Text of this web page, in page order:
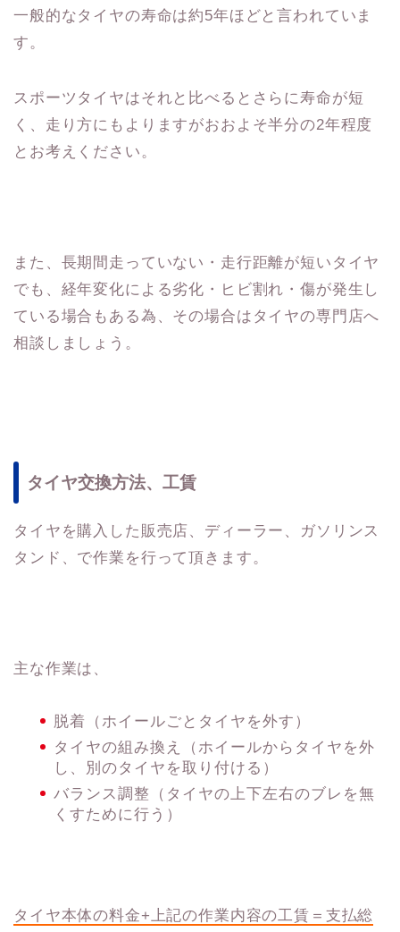
一般的なタイヤの寿命は約5年ほどと言われていま
す。
スポーツタイヤはそれと比べるとさらに寿命が短
く、走り方にもよりますがおおよそ半分の2年程度
とお考えください。
また、長期間走っていない・走行距離が短いタイヤ
でも、経年変化による劣化・ヒビ割れ・傷が発生し
ている場合もある為、その場合はタイヤの専門店へ
相談しましょう。
タイヤ交換方法、工賃
タイヤを購入した販売店、ディーラー、ガソリンス
タンド、で作業を行って頂きます。
主な作業は、
脱着（ホイールごとタイヤを外す）
タイヤの組み換え（ホイールからタイヤを外
し、別のタイヤを取り付ける）
バランス調整（タイヤの上下左右のブレを無
くすために行う）
タイヤ本体の料金+上記の作業内容の工賃＝支払総